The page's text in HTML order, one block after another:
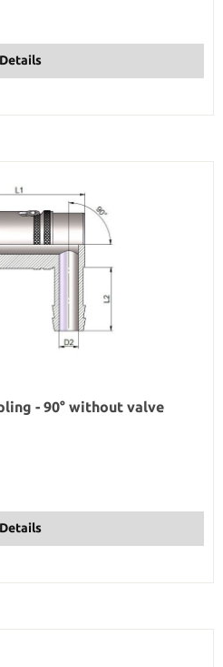
Details
- 90° without valve
Details